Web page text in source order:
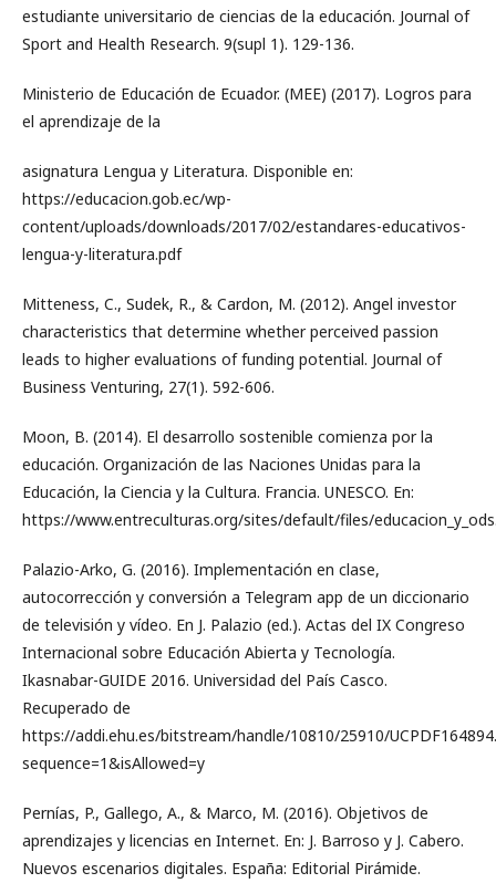
estudiante universitario de ciencias de la educación. Journal of
Sport and Health Research. 9(supl 1). 129-136.
Ministerio de Educación de Ecuador. (MEE) (2017). Logros para
el aprendizaje de la
asignatura Lengua y Literatura. Disponible en:
https://educacion.gob.ec/wp-
content/uploads/downloads/2017/02/estandares-educativos-
lengua-y-literatura.pdf
Mitteness, C., Sudek, R., & Cardon, M. (2012). Angel investor
characteristics that determine whether perceived passion
leads to higher evaluations of funding potential. Journal of
Business Venturing, 27(1). 592-606.
Moon, B. (2014). El desarrollo sostenible comienza por la
educación. Organización de las Naciones Unidas para la
Educación, la Ciencia y la Cultura. Francia. UNESCO. En:
https://www.entreculturas.org/sites/default/files/
Palazio-Arko, G. (2016). Implementación en clase,
autocorrección y conversión a Telegram app de un diccionario
de televisión y vídeo. En J. Palazio (ed.). Actas del IX Congreso
Internacional sobre Educación Abierta y Tecnología.
Ikasnabar-GUIDE 2016. Universidad del País Casco.
Recuperado de
https://addi.ehu.es/bitstream/handle/10810/25910/
sequence=1&isAllowed=y
Pernías, P., Gallego, A., & Marco, M. (2016). Objetivos de
aprendizajes y licencias en Internet. En: J. Barroso y J. Cabero.
Nuevos escenarios digitales. España: Editorial Pirámide.